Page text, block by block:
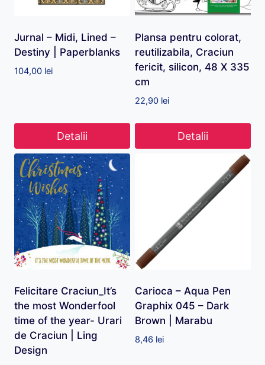
Jurnal – Midi, Lined –
Destiny | Paperblanks
104,00 lei
Detalii
Plansa pentru colorat,
reutilizabila, Craciun
fericit, silicon, 48 X 335
cm
22,90 lei
Detalii
Felicitare Craciun_It’s
the most Wonderfool
time of the year- Urari
de Craciun | Ling
Design
Carioca – Aqua Pen
Graphix 045 – Dark
Brown | Marabu
8,46 lei